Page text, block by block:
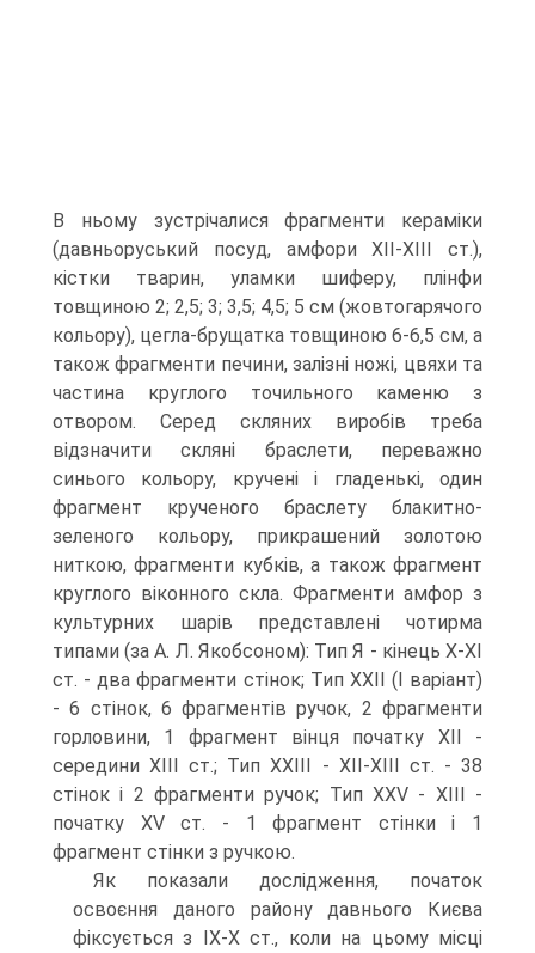
В ньому зустрічалися фрагменти кераміки
(давньоруський посуд, амфори ХІІ-ХІІІ ст.),
кістки тварин, уламки шиферу, плінфи
товщиною 2; 2,5; 3; 3,5; 4,5; 5 см (жовтогарячого
кольору), цегла-брущатка товщиною 6-6,5 см, а
також фрагменти печини, залізні ножі, цвяхи та
частина круглого точильного каменю з
отвором. Серед скляних виробів треба
відзначити скляні браслети, переважно
синього кольору, кручені і гладенькі, один
фрагмент крученого браслету блакитно-
зеленого кольору, прикрашений золотою
ниткою, фрагменти кубків, а також фрагмент
круглого віконного скла. Фрагменти амфор з
культурних шарів представлені чотирма
типами (за А. Л. Якобсоном): Тип Я - кінець Х-ХІ
ст. - два фрагменти стінок; Тип ХХІІ (І варіант)
- 6 стінок, 6 фрагментів ручок, 2 фрагменти
горловини, 1 фрагмент вінця початку ХІІ -
середини ХІІІ ст.; Тип ХХІІІ - ХІІ-ХІІІ ст. - 38
стінок і 2 фрагменти ручок; Тип ХХV - ХІІІ -
початку ХV ст. - 1 фрагмент стінки і 1
фрагмент стінки з ручкою.
Як показали дослідження, початок
освоєння даного району давнього Києва
фіксується з ІХ-Х ст., коли на цьому місці